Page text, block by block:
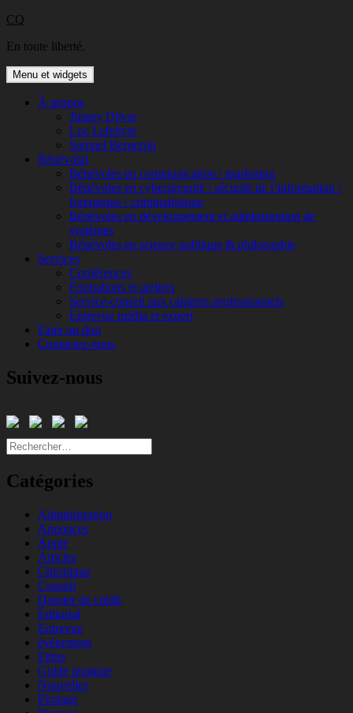
Aller
contenu
CQ
En toute liberté.
Menu et widgets
À propos
Jimmy Djivre
Luc Lefebvre
Samuel Bergeron
Bénévolat
Bénévoles en communication / marketing
Bénévoles en cybersécurité / sécurité de l’information /
forensique / criminalistique
Bénévoles en développement et administration de
systèmes
Bénévoles en science politique & philosophie
Services
Conférences
Formations et ateliers
Service-conseil aux cabinets professionnels
Entrevue média et expert
Faire un don
Contactez-nous
Suivez-nous
Rechercher :
Catégories
Administration
Annonces
Apple
Articles
Chronique
Conseil
Dossier de crédit
Éditorial
Entrevue
événement
Films
Guide pratique
Nouvelles
Piratage